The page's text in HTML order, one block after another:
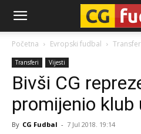
CG-
Fudbal
Početna Evropski fudbal
Transferi Vijesti
Bivši CG
promijenio klub
By CG Fudbal - 7 Jul 2018. 19:14